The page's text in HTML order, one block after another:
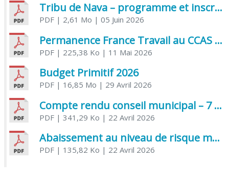
Tribu de Nava – programme et inscriptions été 2026
PDF| 2,61 Mo | 05 Juin 2026
Permanence France Travail au CCAS de Saujon Juin 2026
PDF| 225,38 Ko | 11 Mai 2026
Budget Primitif 2026
PDF| 16,85 Mo | 29 Avril 2026
Compte rendu conseil municipal – 7 avril 2026
PDF| 341,29 Ko | 22 Avril 2026
Abaissement au niveau de risque modéré de l’Influenza aviaire
PDF| 135,82 Ko | 22 Avril 2026